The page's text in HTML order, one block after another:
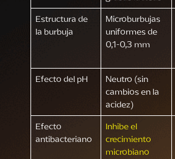
Estructura de
la burbuja
Microburbujas
uniformes de
0,1-0,3 mm
Efecto del pH
Neutro (sin
cambios en la
acidez)
Efecto
antibacteriano
Inhibe el
crecimiento
microbiano